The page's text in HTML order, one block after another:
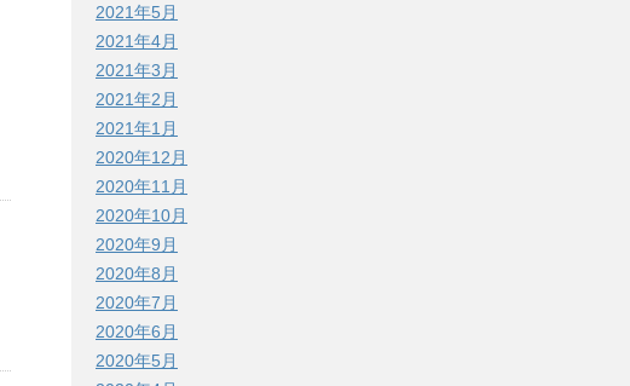
2021年5月
2021年4月
2021年3月
2021年2月
2021年1月
2020年12月
2020年11月
2020年10月
2020年9月
2020年8月
2020年7月
2020年6月
2020年5月